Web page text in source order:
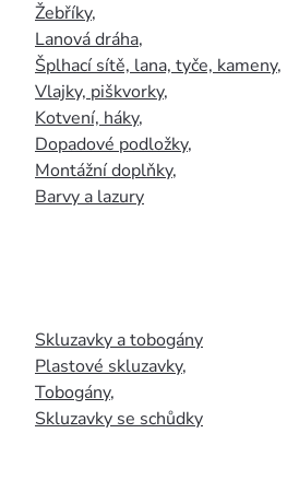
Žebříky,
Lanová dráha,
Šplhací sítě, lana, tyče, kameny,
Vlajky, piškvorky,
Kotvení, háky,
Dopadové podložky,
Montážní doplňky,
Barvy a lazury
Skluzavky a tobogány
Plastové skluzavky,
Tobogány,
Skluzavky se schůdky